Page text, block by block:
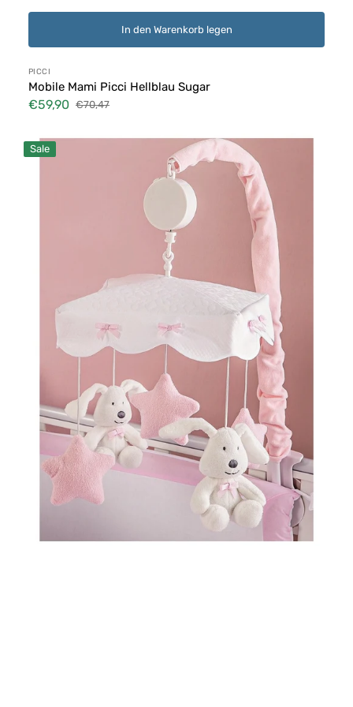
In den Warenkorb legen
Anbieter:
PICCI
Mobile Mami Picci Hellblau Sugar
Verkaufspreis
€59,90
Normaler
€70,47
Mobile
Picci
Sale